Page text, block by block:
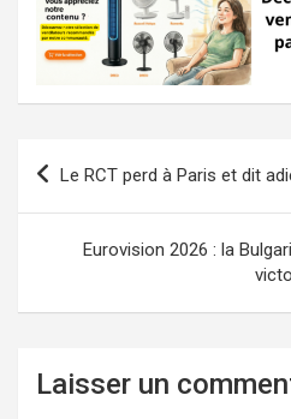
Navigation
Le RCT perd à Paris et dit
Eurovision 2026 : la
Laisser un